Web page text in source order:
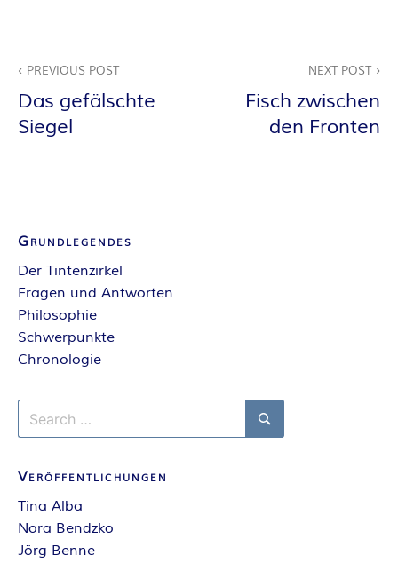
E
N
K
E
I
S
PREVIOUS POST
Das gefälschte
Siegel
NEXT POST
Fisch zwischen
den Fronten
Grundlegendes
Der Tintenzirkel
Fragen und Antworten
Philosophie
Schwerpunkte
Chronologie
Search
for:
Search
Veröffentlichungen
Tina Alba
Nora Bendzko
Jörg Benne